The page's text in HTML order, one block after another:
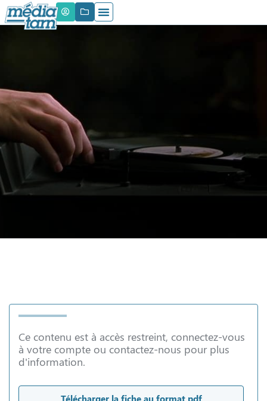
Ce contenu est à accès restreint, connectez-vous
à votre compte ou contactez-nous pour plus
d'information.